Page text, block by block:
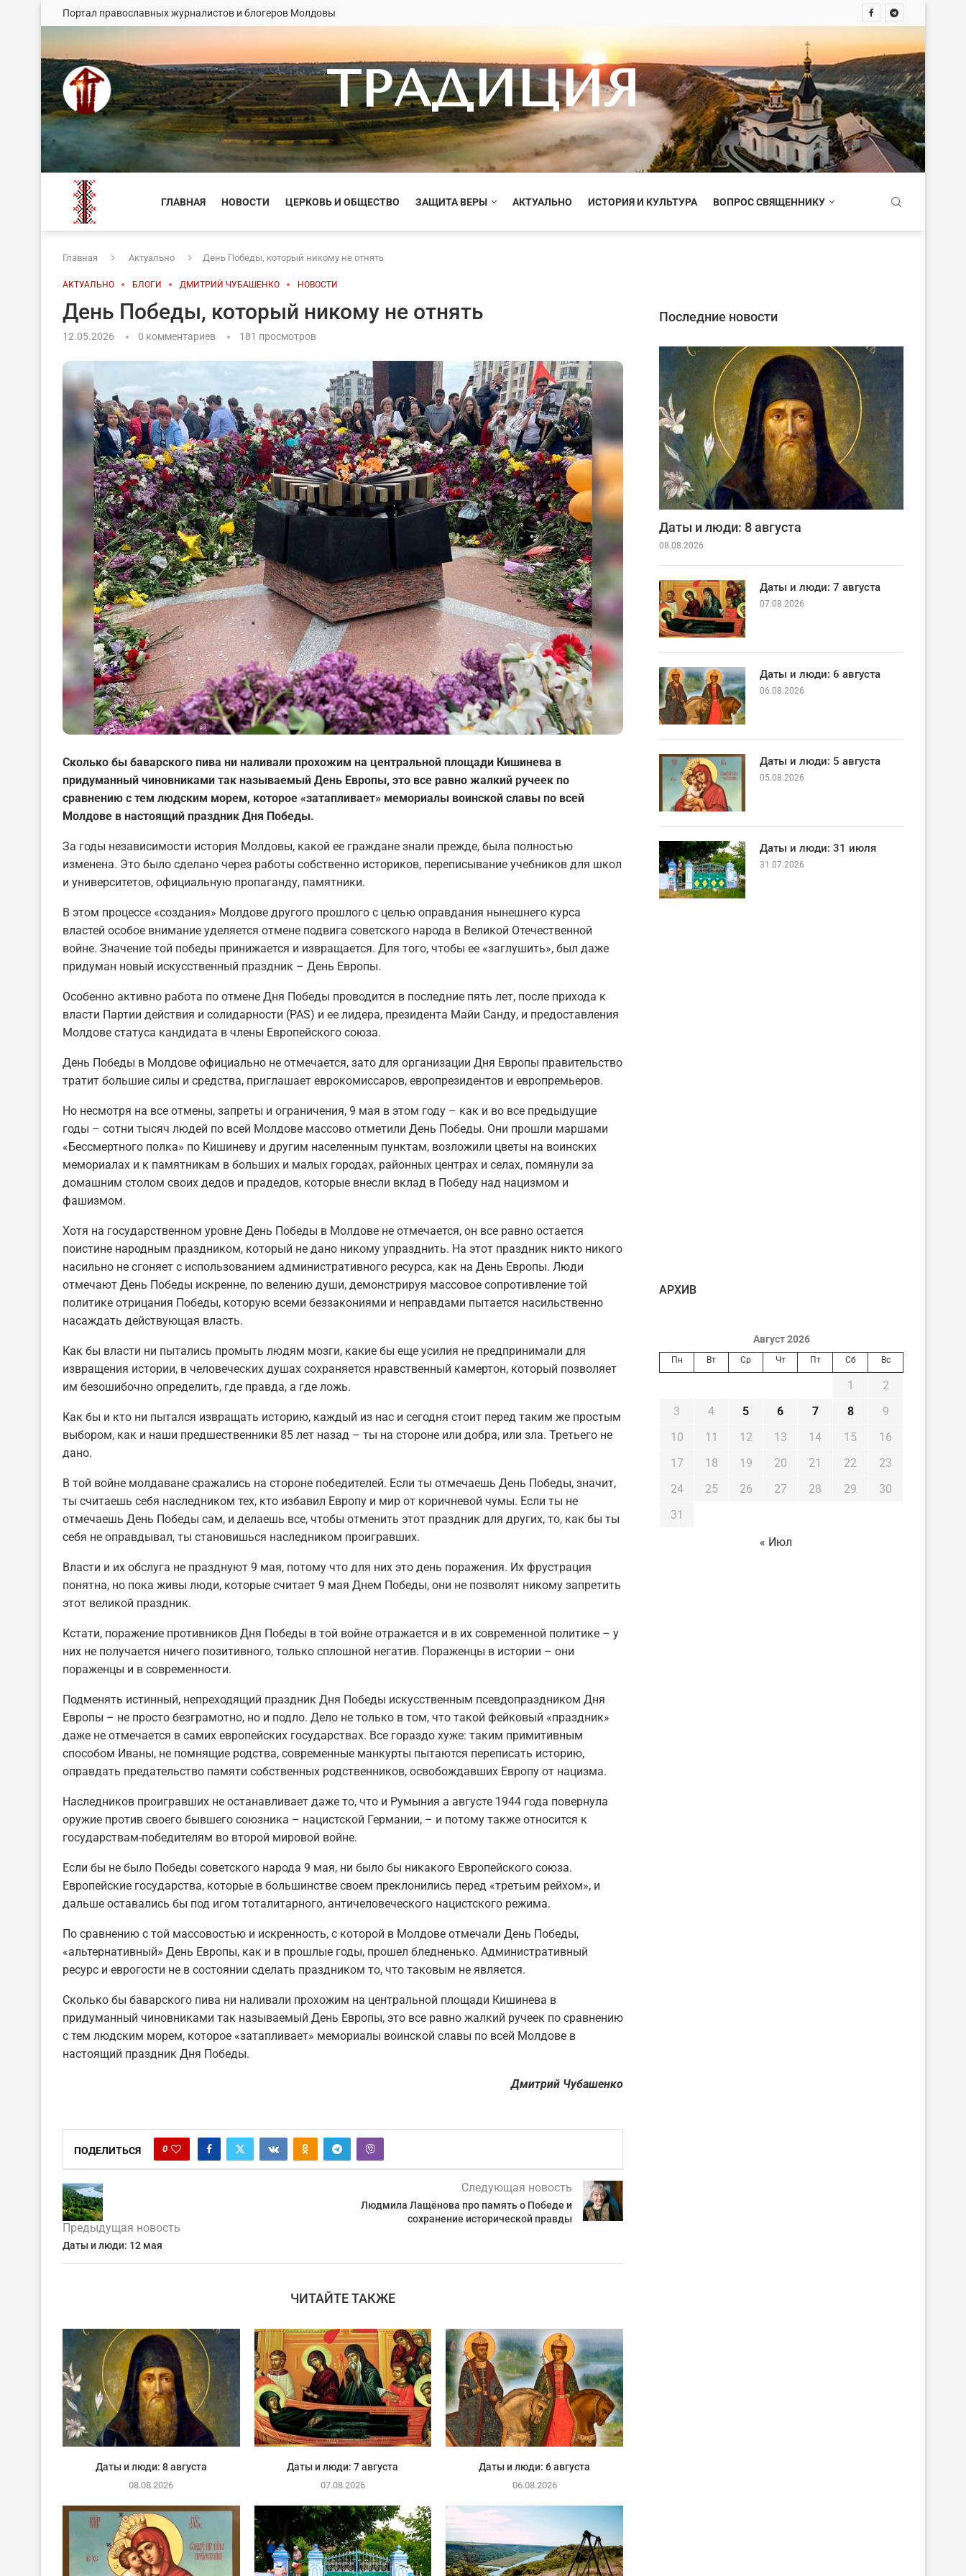
Портал православных журналистов и блогеров Молдовы
ТРАДИЦИЯ
ГЛАВНАЯ НОВОСТИ ЦЕРКОВЬ И ОБЩЕСТВО ЗАЩИТА ВЕРЫ АКТУАЛЬНО ИСТОРИЯ И КУЛЬТУРА ВОПРОС СВЯЩЕННИКУ
Главная Актуально День Победы, который никому не отнять
АКТУАЛЬНО БЛОГИ ДМИТРИЙ ЧУБАШЕНКО НОВОСТИ
День Победы, который никому не отнять
12.05.2026 0 комментариев 181 просмотров
Сколько бы баварского пива ни наливали прохожим на центральной площади Кишинева в
придуманный чиновниками так называемый День Европы, это все равно жалкий ручеек по
сравнению с тем людским морем, которое «затапливает» мемориалы воинской славы по всей
Молдове в настоящий праздник Дня Победы.
За годы независимости история Молдовы, какой ее граждане знали прежде, была полностью
изменена. Это было сделано через работы собственно историков, переписывание учебников для школ
и университетов, официальную пропаганду, памятники.
В этом процессе «создания» Молдове другого прошлого с целью оправдания нынешнего курса
властей особое внимание уделяется отмене подвига советского народа в Великой Отечественной
войне. Значение той победы принижается и извращается. Для того, чтобы ее «заглушить», был даже
придуман новый искусственный праздник – День Европы.
Особенно активно работа по отмене Дня Победы проводится в последние пять лет, после прихода к
власти Партии действия и солидарности (PAS) и ее лидера, президента Майи Санду, и предоставления
Молдове статуса кандидата в члены Европейского союза.
День Победы в Молдове официально не отмечается, зато для организации Дня Европы правительство
тратит большие силы и средства, приглашает еврокомиссаров, европрезидентов и европремьеров.
Но несмотря на все отмены, запреты и ограничения, 9 мая в этом году – как и во все предыдущие
годы – сотни тысяч людей по всей Молдове массово отметили День Победы. Они прошли маршами
«Бессмертного полка» по Кишиневу и другим населенным пунктам, возложили цветы на воинских
мемориалах и к памятникам в больших и малых городах, районных центрах и селах, помянули за
домашним столом своих дедов и прадедов, которые внесли вклад в Победу над нацизмом и
фашизмом.
Хотя на государственном уровне День Победы в Молдове не отмечается, он все равно остается
поистине народным праздником, который не дано никому упразднить. На этот праздник никто никого
насильно не сгоняет с использованием административного ресурса, как на День Европы. Люди
отмечают День Победы искренне, по велению души, демонстрируя массовое сопротивление той
политике отрицания Победы, которую всеми беззакониями и неправдами пытается насильственно
насаждать действующая власть.
Как бы власти ни пытались промыть людям мозги, какие бы еще усилия не предпринимали для
извращения истории, в человеческих душах сохраняется нравственный камертон, который позволяет
им безошибочно определить, где правда, а где ложь.
Как бы и кто ни пытался извращать историю, каждый из нас и сегодня стоит перед таким же простым
выбором, как и наши предшественники 85 лет назад – ты на стороне или добра, или зла. Третьего не
дано.
В той войне молдаване сражались на стороне победителей. Если ты отмечаешь День Победы, значит,
ты считаешь себя наследником тех, кто избавил Европу и мир от коричневой чумы. Если ты не
отмечаешь День Победы сам, и делаешь все, чтобы отменить этот праздник для других, то, как бы ты
себя не оправдывал, ты становишься наследником проигравших.
Власти и их обслуга не празднуют 9 мая, потому что для них это день поражения. Их фрустрация
понятна, но пока живы люди, которые считает 9 мая Днем Победы, они не позволят никому запретить
этот великой праздник.
Кстати, поражение противников Дня Победы в той войне отражается и в их современной политике – у
них не получается ничего позитивного, только сплошной негатив. Пораженцы в истории – они
пораженцы и в современности.
Подменять истинный, непреходящий праздник Дня Победы искусственным псевдопраздником Дня
Европы – не просто безграмотно, но и подло. Дело не только в том, что такой фейковый «праздник»
даже не отмечается в самих европейских государствах. Все гораздо хуже: таким примитивным
способом Иваны, не помнящие родства, современные манкурты пытаются переписать историю,
оправдать предательство памяти собственных родственников, освобождавших Европу от нацизма.
Наследников проигравших не останавливает даже то, что и Румыния а августе 1944 года повернула
оружие против своего бывшего союзника – нацистской Германии, – и потому также относится к
государствам-победителям во второй мировой войне.
Если бы не было Победы советского народа 9 мая, ни было бы никакого Европейского союза.
Европейские государства, которые в большинстве своем преклонились перед «третьим рейхом», и
дальше оставались бы под игом тоталитарного, античеловеческого нацистского режима.
По сравнению с той массовостью и искренность, с которой в Молдове отмечали День Победы,
«альтернативный» День Европы, как и в прошлые годы, прошел бледненько. Административный
ресурс и еврогости не в состоянии сделать праздником то, что таковым не является.
Сколько бы баварского пива ни наливали прохожим на центральной площади Кишинева в
придуманный чиновниками так называемый День Европы, это все равно жалкий ручеек по сравнению
с тем людским морем, которое «затапливает» мемориалы воинской славы по всей Молдове в
настоящий праздник Дня Победы.
Дмитрий Чубашенко
ПОДЕЛИТЬСЯ 0
Предыдущая новость
Даты и люди: 12 мая
Следующая новость
Людмила Лащёнова про память о Победе и
сохранение исторической правды
ЧИТАЙТЕ ТАКЖЕ
Даты и люди: 8 августа
08.08.2026
Даты и люди: 7 августа
07.08.2026
Даты и люди: 6 августа
06.08.2026
Последние новости
Даты и люди: 8 августа
08.08.2026
Даты и люди: 7 августа
07.08.2026
Даты и люди: 6 августа
06.08.2026
Даты и люди: 5 августа
05.08.2026
Даты и люди: 31 июля
31.07.2026
AРХИВ
Август 2026
Пн Вт Ср Чт Пт Сб Вс
1
2
3
4 5 6 7 8
9
10
11 12 13 14 15
16
17
18 19 20 21 22
23
24
25 26 27 28 29
30
31
« Июл